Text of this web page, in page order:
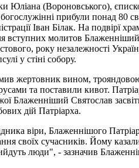
(Вороновського),
прибули понад 80
Іван Білак. На подвірї
вступних молитов
року незалежності
у стіні собору.
жертовник вином,
та поставили кивот.
Блаженніший Святослав
дій Патріарха.
віри, Блаженнішого
своїх сучасників. Йому
люди", - зазначив